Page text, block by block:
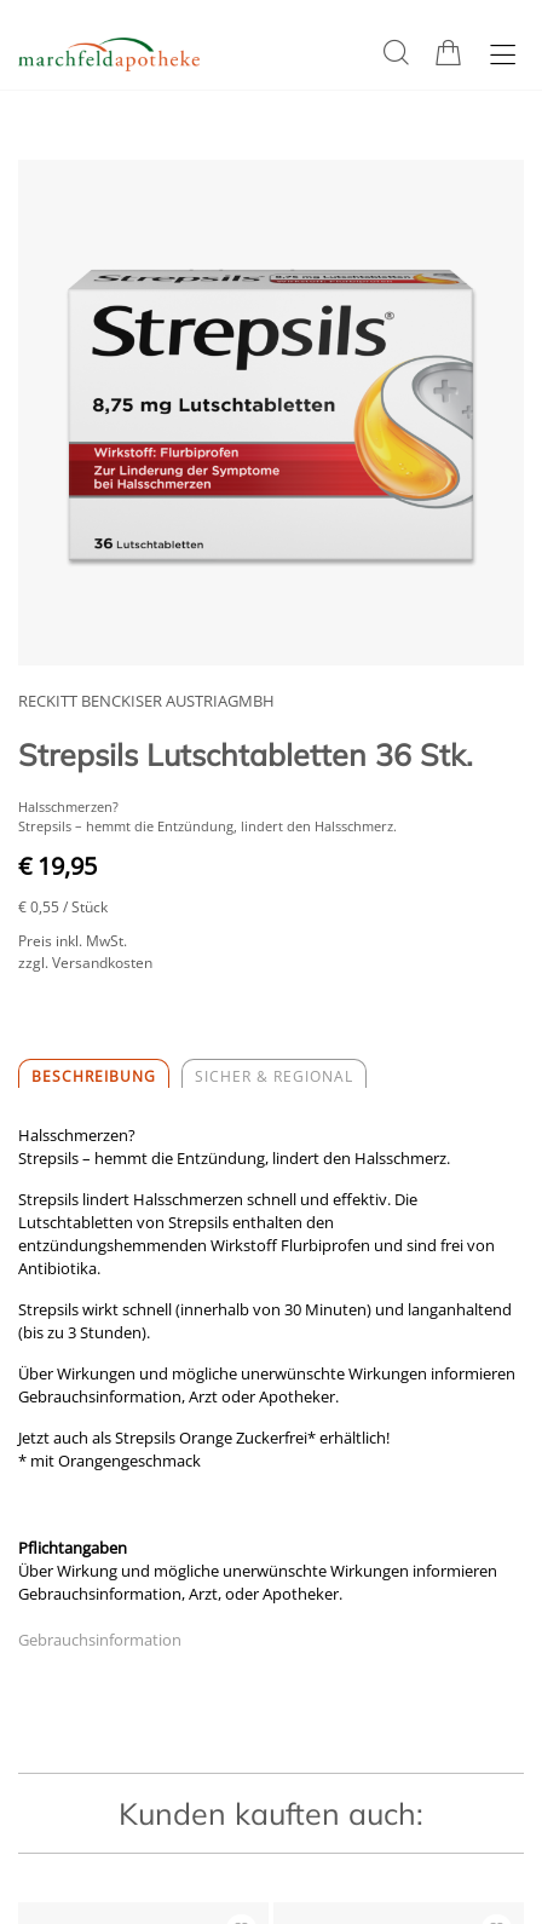
RECKITT BENCKISER AUSTRIAGMBH
Strepsils Lutschtabletten 36 Stk.
Halsschmerzen?
Strepsils – hemmt die Entzündung, lindert den Halsschmerz.
€ 19,95
€ 0,55 / Stück
Preis inkl. MwSt.
zzgl. Versandkosten
BESCHREIBUNG SICHER & REGIONAL
Halsschmerzen?
Strepsils – hemmt die Entzündung, lindert den Halsschmerz.
Strepsils lindert Halsschmerzen schnell und effektiv. Die
Lutschtabletten von Strepsils enthalten den
entzündungshemmenden Wirkstoff Flurbiprofen und sind frei von
Antibiotika.
Strepsils wirkt schnell (innerhalb von 30 Minuten) und langanhaltend
(bis zu 3 Stunden).
Über Wirkungen und mögliche unerwünschte Wirkungen informieren
Gebrauchsinformation, Arzt oder Apotheker.
Jetzt auch als Strepsils Orange Zuckerfrei* erhältlich!
* mit Orangengeschmack
Pflichtangaben
Über Wirkung und mögliche unerwünschte Wirkungen informieren
Gebrauchsinformation, Arzt, oder Apotheker.
Gebrauchsinformation
Kunden kauften auch: